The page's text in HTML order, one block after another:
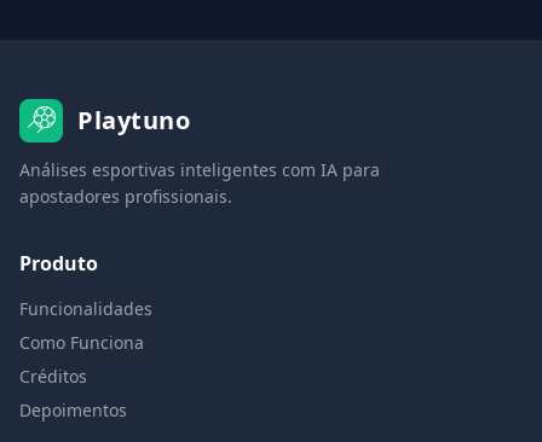
Playtuno
Análises esportivas inteligentes com IA para
apostadores profissionais.
Produto
Funcionalidades
Como Funciona
Créditos
Depoimentos